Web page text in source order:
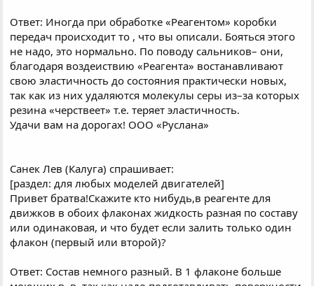
Ответ: Иногда при обработке «Реагентом» коробки
передач происходит то , что вы описали. Бояться этого
не надо, это нормально. По поводу сальников– они,
благодаря воздеиствию «Реагента» востанавливают
свою эластичность до состояния практически новых,
так как из них удаляются молекулы серы из–за которых
резина «черствеет» т.е. теряет эластичность.
Удачи вам на дорогах! ООО «Руслана»
Санек Лев (Калуга) спрашивает:
[раздел: для любых моделей двигателей]
Привет братва!Скажите кто нибудь,в реагенте для
движков в обоих флаконах жидкость разная по составу
или одинаковая, и что будет если залить только один
флакон (первый или второй)?
Ответ: Состав немного разный. В 1 флаконе больше